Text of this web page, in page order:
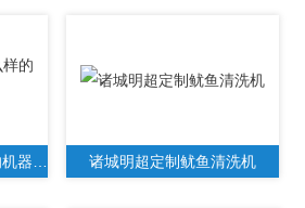
诸城明超定制鱿鱼清洗机